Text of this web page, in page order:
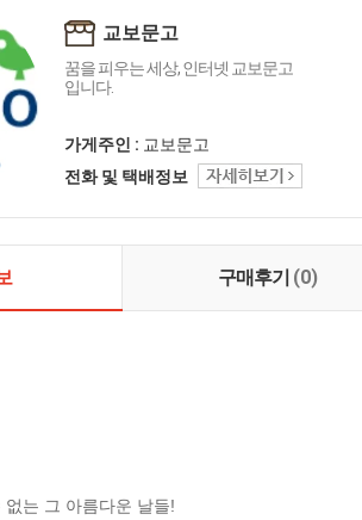
교보문고
꿈을 피우는 세상, 인터넷 교보문고
입니다.
가게주인 : 교보문고
전화 및 택배정보
구매후기 (0)
없는 그 아름다운 날들!